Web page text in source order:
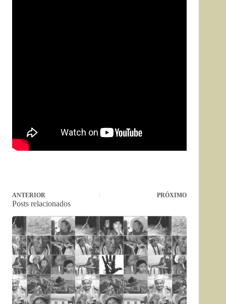
ANTERIOR PRÓXIMO
Posts relacionados